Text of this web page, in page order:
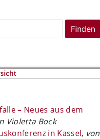
Finden
– Neues aus dem
Violetta Bock
in Kassel, von